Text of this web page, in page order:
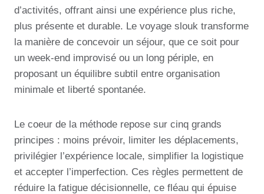
d’activités, offrant ainsi une expérience plus riche,
plus présente et durable. Le voyage slouk transforme
la manière de concevoir un séjour, que ce soit pour
un week-end improvisé ou un long périple, en
proposant un équilibre subtil entre organisation
minimale et liberté spontanée.
Le coeur de la méthode repose sur cinq grands
principes : moins prévoir, limiter les déplacements,
privilégier l’expérience locale, simplifier la logistique
et accepter l’imperfection. Ces règles permettent de
réduire la fatigue décisionnelle, ce fléau qui épuise